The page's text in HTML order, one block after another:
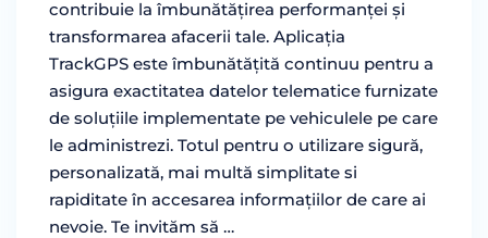
contribuie la îmbunătățirea performanței și
transformarea afacerii tale. Aplicația
TrackGPS este îmbunătățită continuu pentru a
asigura exactitatea datelor telematice furnizate
de soluțiile implementate pe vehiculele pe care
le administrezi. Totul pentru o utilizare sigură,
personalizată, mai multă simplitate si
rapiditate în accesarea informațiilor de care ai
nevoie. Te invităm să …